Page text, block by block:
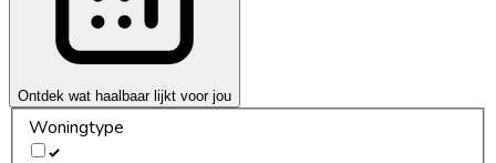
Ontdek wat haalbaar lijkt voor jou
Woningtype